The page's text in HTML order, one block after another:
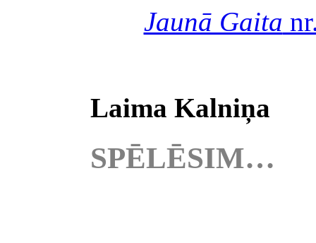
Jaunā Gaita
Laima Kalniņa
SPĒLĒSIM…